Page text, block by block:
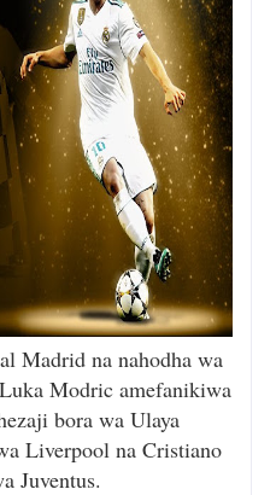
Madrid na nahodha wa
Modric amefanikiwa
bora wa Ulaya
Liverpool na Cristiano
Juventus.